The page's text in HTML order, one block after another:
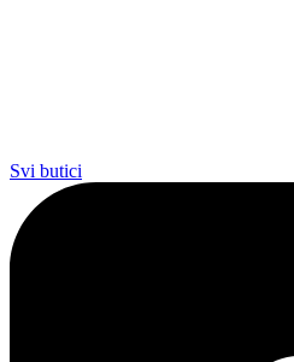
Svi butici